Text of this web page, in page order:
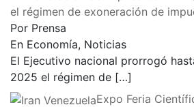
el régimen de exoneración de
Por Prensa
En Economía, Noticias
El Ejecutivo nacional prorrogó
2025 el régimen de […]
Expo Feria